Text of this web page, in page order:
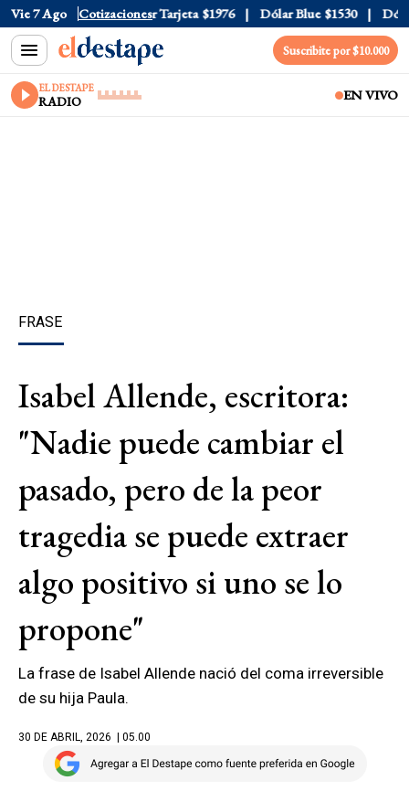
Vie 7 Ago Cotizaciones
$1520 Dólar Tarjeta $1976 Dólar Blue $1530 Dólar
Suscribite por $10.000
EL DESTAPE
RADIO EN VIVO
FRASE
Isabel Allende, escritora:
"Nadie puede cambiar el
pasado, pero de la peor
tragedia se puede extraer
algo positivo si uno se lo
propone"
La frase de Isabel Allende nació del coma irreversible
de su hija Paula.
30 DE ABRIL, 2026 | 05.00